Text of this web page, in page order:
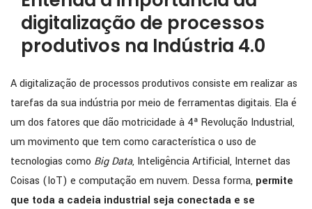
digitalização de processos
produtivos na Indústria 4.0
A digitalização de processos produtivos consiste em realizar as
tarefas da sua indústria por meio de ferramentas digitais. Ela é
um dos fatores que dão motricidade à 4ª Revolução Industrial,
um movimento que tem como característica o uso de
tecnologias como Big Data, Inteligência Artificial, Internet das
Coisas (IoT) e computação em nuvem. Dessa forma, permite
que toda a cadeia industrial seja conectada e se